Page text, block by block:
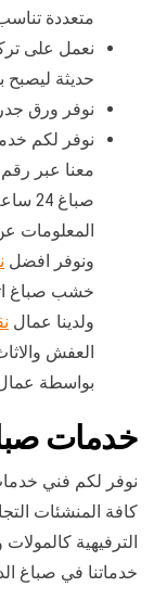
متعددة
نعمل على
حديثة
نوفر ورق
نوفر لكم
معنا عبر
المعلومات
ونوفر افضل
خشب صباغ
ولدينا عمال
العفش
بواسطة
خدمات
نوفر لكم فني
كافة المنشئات
الترفيهية
خدماتنا في صباغ